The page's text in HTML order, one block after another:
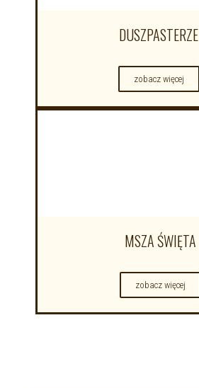
DUSZPASTERZE
zobacz więcej
MSZA ŚWIĘTA
zobacz więcej